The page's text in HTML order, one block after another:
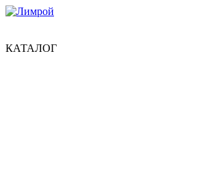
КАТАЛОГ